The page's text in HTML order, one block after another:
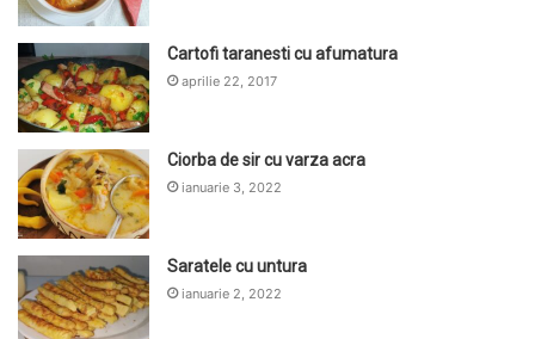
Cartofi taranesti cu afumatura
aprilie 22, 2017
Ciorba de sir cu varza acra
ianuarie 3, 2022
Saratele cu untura
ianuarie 2, 2022